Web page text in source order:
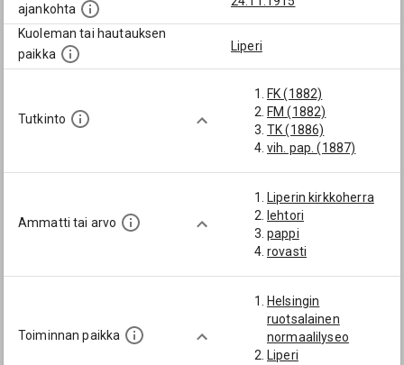
ajankohta
Kuoleman tai hautauksen
paikka
Liperi
Tutkinto
FK (1882)
FM (1882)
TK (1886)
vih. pap. (1887)
Ammatti tai arvo
Liperin kirkkoherra
lehtori
pappi
rovasti
Toiminnan paikka
Helsingin
ruotsalainen
normaalilyseo
Liperi